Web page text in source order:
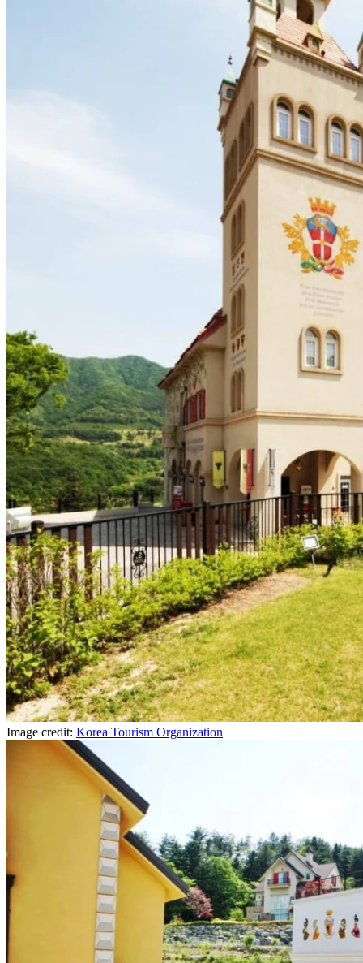
Image credit: Korea Tourism Organization